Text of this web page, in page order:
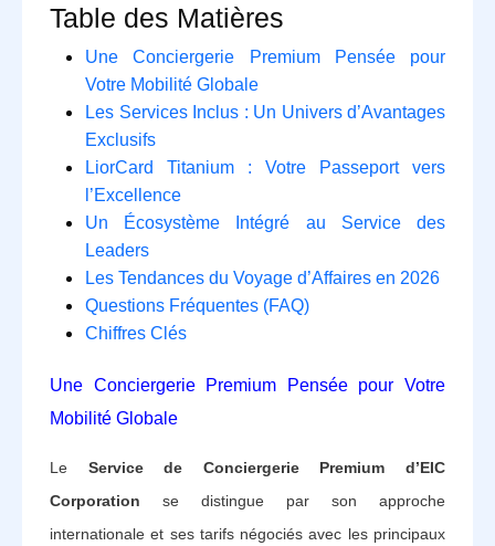
Table des Matières
Une Conciergerie Premium Pensée pour
Votre Mobilité Globale
Les Services Inclus : Un Univers d’Avantages
Exclusifs
LiorCard Titanium : Votre Passeport vers
l’Excellence
Un Écosystème Intégré au Service des
Leaders
Les Tendances du Voyage d’Affaires en 2026
Questions Fréquentes (FAQ)
Chiffres Clés
Une Conciergerie Premium Pensée pour Votre
Mobilité Globale
Le Service de Conciergerie Premium d’EIC
Corporation se distingue par son approche
internationale et ses tarifs négociés avec les principaux